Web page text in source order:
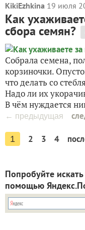
KikiEzhkina 19 июля
Как
сбора семян?
Собрала семена,
корзиночки.
что делать со
Надо ли их
В чём нуждается
← предыдущая
1 2 3 4
Попробуйте
помощью